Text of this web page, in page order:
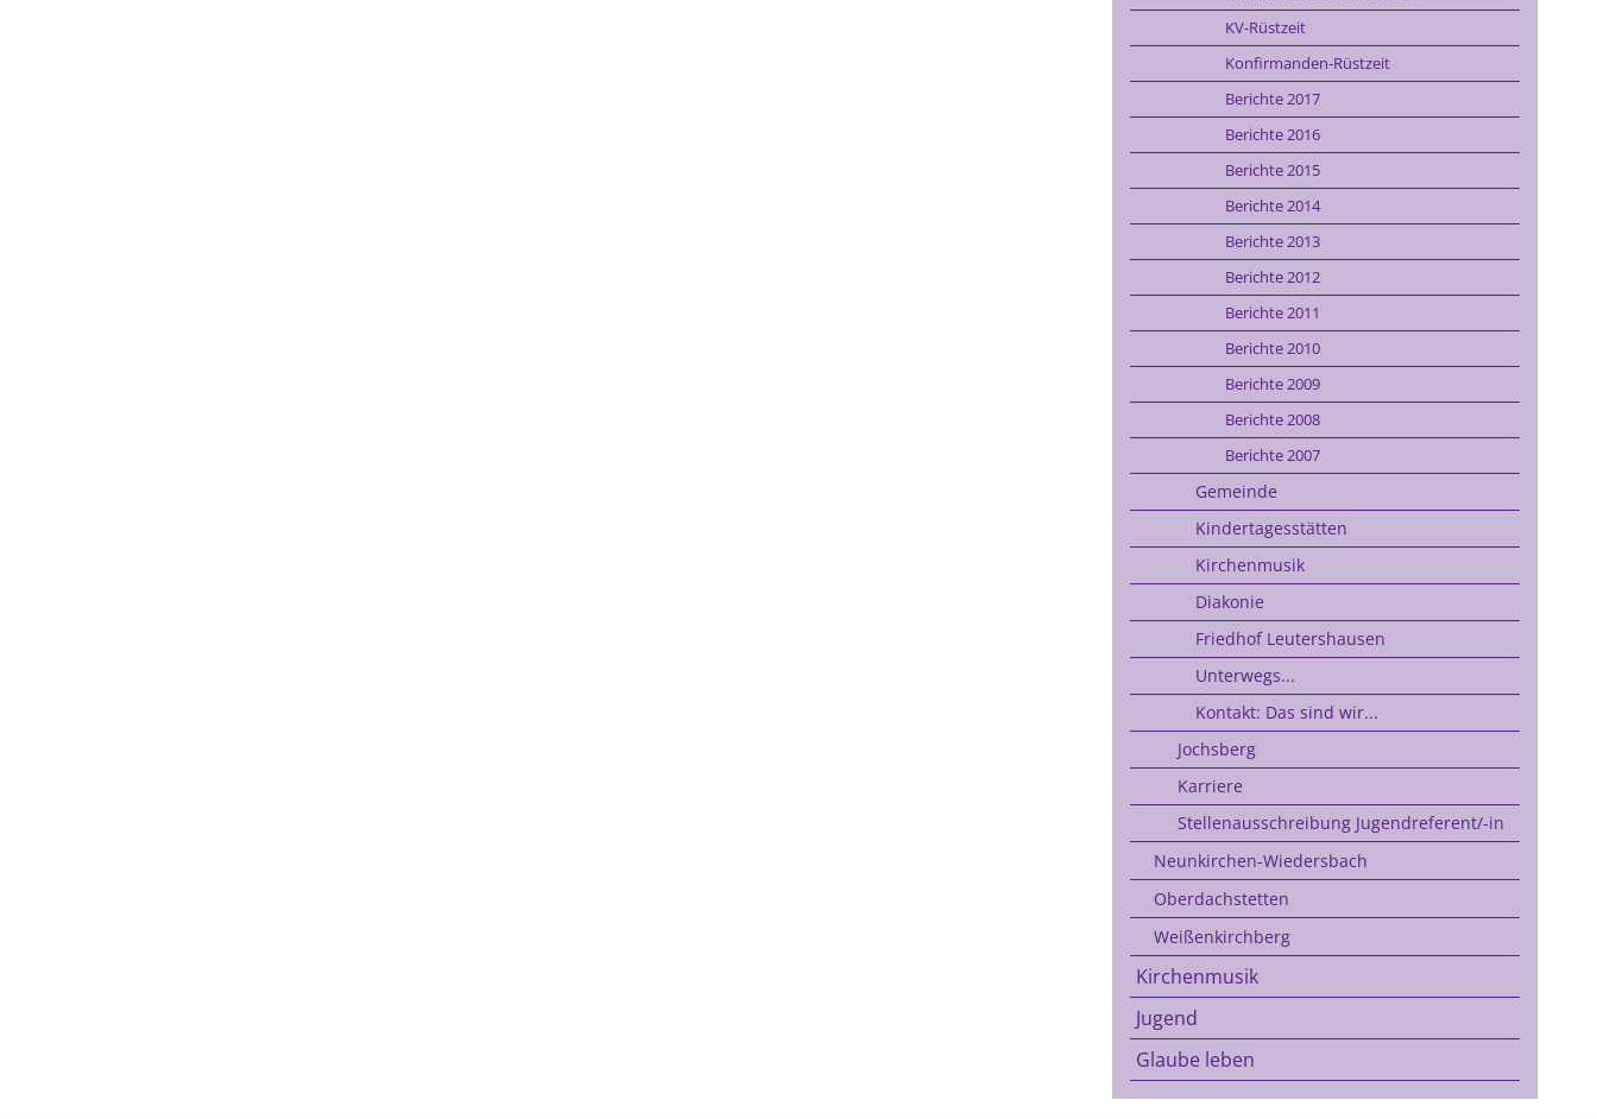
KV-Rüstzeit
Konfirmanden-Rüstzeit
Berichte 2017
Berichte 2016
Berichte 2015
Berichte 2014
Berichte 2013
Berichte 2012
Berichte 2011
Berichte 2010
Berichte 2009
Berichte 2008
Berichte 2007
Gemeinde
Kindertagesstätten
Kirchenmusik
Diakonie
Friedhof Leutershausen
Unterwegs...
Kontakt: Das sind wir...
Jochsberg
Karriere
Stellenausschreibung Jugendreferent/-in
Neunkirchen-Wiedersbach
Oberdachstetten
Weißenkirchberg
Kirchenmusik
Jugend
Glaube leben